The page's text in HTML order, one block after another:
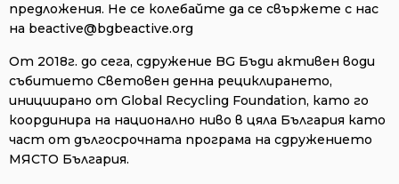
предложения. Не се колебайте да се свържете с нас
на beactive@bgbeactive.org
От 2018г. до сега, сдружение BG Бъди активен води
събитието Световен денна рециклирането,
инициирано от Global Recycling Foundation, като го
координира на национално ниво в цяла България като
част от дългосрочната програма на сдружението
МЯСТО България.